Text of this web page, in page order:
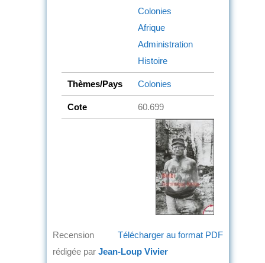
Colonies
Afrique
Administration
Histoire
Thèmes/Pays Colonies
Cote 60.699
Télécharger au format PDF
Recension
rédigée par Jean-Loup Vivier